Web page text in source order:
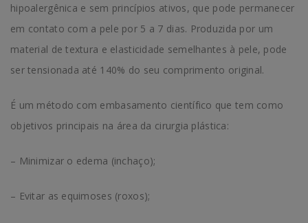
hipoalergênica e sem princípios ativos, que pode permanecer
em contato com a pele por 5 a 7 dias. Produzida por um
material de textura e elasticidade semelhantes à pele, pode
ser tensionada até 140% do seu comprimento original.
É um método com embasamento científico que tem como
objetivos principais na área da cirurgia plástica:
– Minimizar o edema (inchaço);
– Evitar as equimoses (roxos);